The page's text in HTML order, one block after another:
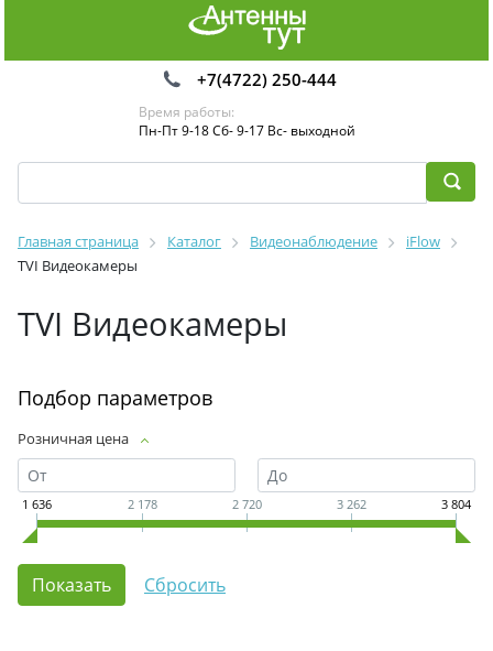
+7(4722) 250-444
Время работы:
Пн-Пт 9-18 Сб- 9-17 Вс- выходной
Главная страница Каталог Видеонаблюдение
iFlow
TVI Видеокамеры
TVI Видеокамеры
Подбор параметров
Розничная цена
1 636 2 178 2 720 3 262 3 804